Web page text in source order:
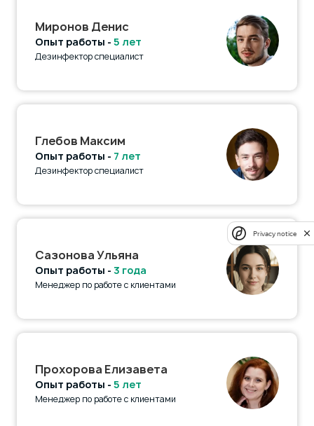
Миронов Денис
Опыт работы - 5 лет
Дезинфектор специалист
Глебов Максим
Опыт работы - 7 лет
Дезинфектор специалист
Сазонова Ульяна
Опыт работы - 3 года
Менеджер по работе с клиентами
Прохорова Елизавета
Опыт работы - 5 лет
Менеджер по работе с клиентами
Privacy notice